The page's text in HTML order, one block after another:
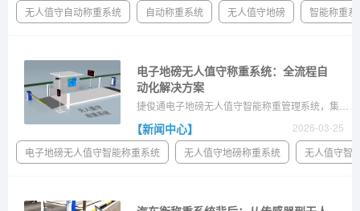
无人值守自动称重系统 自动称重系统 无人值守地磅 智能称重系
【新闻中心】
电子地磅无人值守称重系统：全流程自
动化解决方案
2026-03-25
电子地磅无人值守智能称重系统 无人值守地磅称重系统 无人值守智